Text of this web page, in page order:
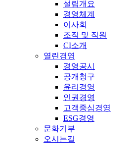
설립개요
경영체계
이사회
조직 및 직원
CI소개
열린경영
경영공시
공개청구
윤리경영
인권경영
고객중심경영
ESG경영
문화기부
오시는길